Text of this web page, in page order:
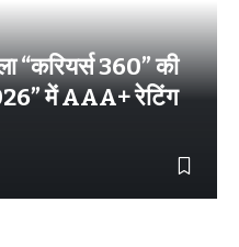
“करियर्स 360” की
में AAA+ रेटिंग